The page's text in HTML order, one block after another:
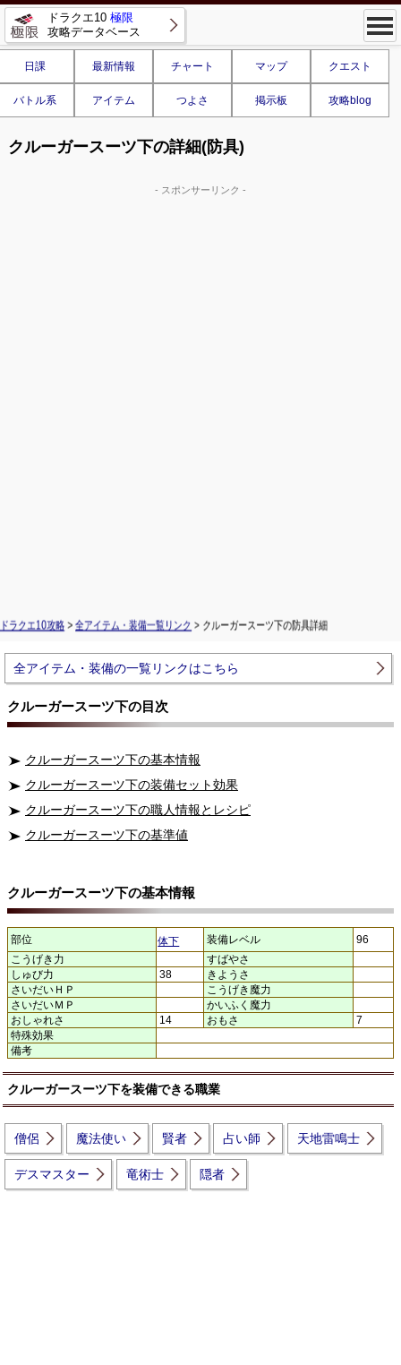
ドラクエ10 極限
攻略データベース
日課 最新情報 チャート マップ クエスト
バトル系 アイテム つよさ 掲示板 攻略blog
クルーガースーツ下の詳細(防具)
- スポンサーリンク -
ドラクエ10攻略 > 全アイテム・装備一覧リンク > クルーガースーツ下の防具詳細
全アイテム・装備の一覧リンクはこちら
クルーガースーツ下の目次
クルーガースーツ下の基本情報
クルーガースーツ下の装備セット効果
クルーガースーツ下の職人情報とレシピ
クルーガースーツ下の基準値
クルーガースーツ下の基本情報
部位 体下 装備レベル
96
こうげき力
すばやさ
しゅび力
38
きようさ
さいだいＨＰ
こうげき魔力
さいだいＭＰ
かいふく魔力
おしゃれさ
14 おもさ
7
特殊効果
備考
クルーガースーツ下を装備できる職業
僧侶 魔法使い 賢者 占い師 天地雷鳴士
デスマスター 竜術士 隠者